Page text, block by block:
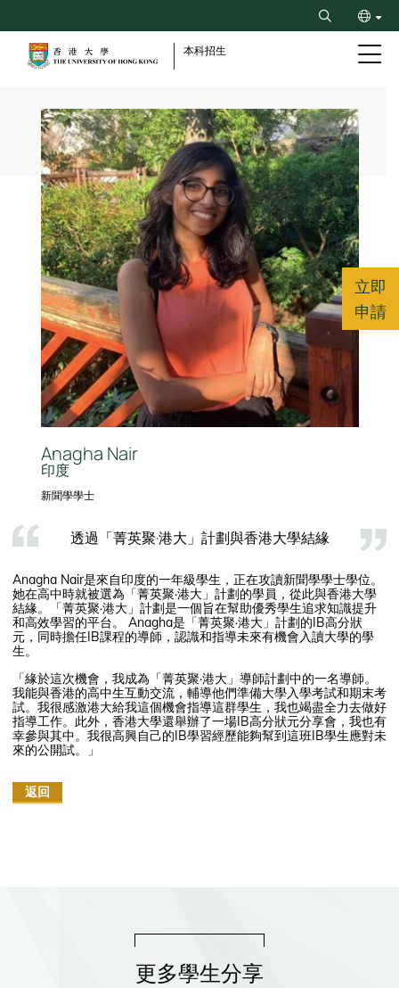
to
content
Search
本科招生
Anagha Nair
印度
新聞學學士
透過「菁英聚·港大」計劃與香港大學結緣
Anagha Nair是來自印度的一年級學生，正在攻讀新聞學學士學位。
她在高中時就被選為「菁英聚·港大」計劃的學員，從此與香港大學
結緣。「菁英聚·港大」計劃是一個旨在幫助優秀學生追求知識提升
和高效學習的平台。 Anagha是「菁英聚·港大」計劃的IB高分狀
元，同時擔任IB課程的導師，認識和指導未來有機會入讀大學的學
生。
「緣於這次機會，我成為「菁英聚·港大」導師計劃中的一名導師。
我能與香港的高中生互動交流，輔導他們準備大學入學考試和期末考
試。我很感激港大給我這個機會指導這群學生，我也竭盡全力去做好
指導工作。此外，香港大學還舉辦了一場IB高分狀元分享會，我也有
幸參與其中。我很高興自己的IB學習經歷能夠幫到這班IB學生應對未
來的公開試。」
返回
更多學生分享
立即
申請